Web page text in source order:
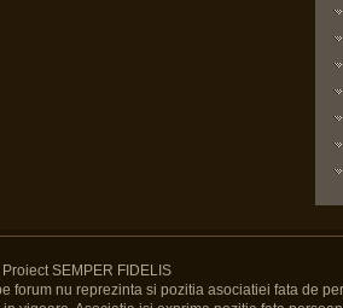
SEMPER FIDELIS
nu reprezinta si pozitia asociatiei fata de